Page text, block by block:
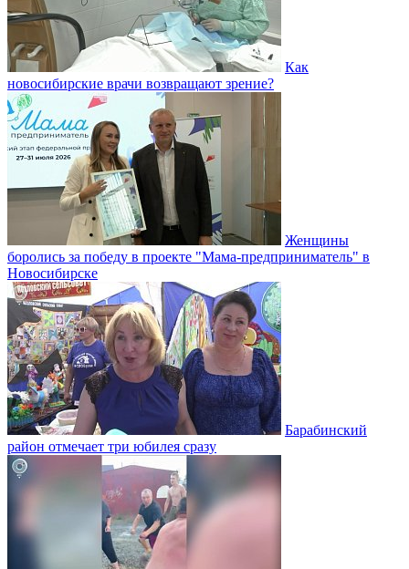
Как
новосибирские врачи возвращают зрение?
Женщины
боролись за победу в проекте "Мама-предприниматель" в
Новосибирске
Барабинский
район отмечает три юбилея сразу